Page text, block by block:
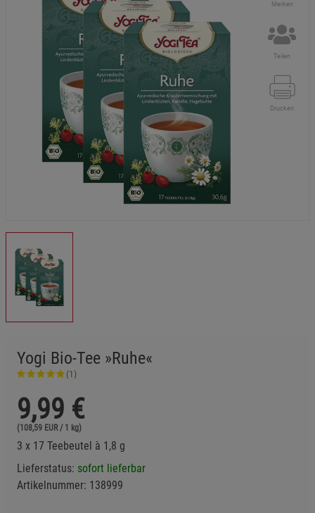
Merken
Teilen
Drucken
Yogi Bio-Tee »Ruhe«
(1)
9,99 €
(108,59 EUR / 1 kg)
3 x 17 Teebeutel à 1,8 g
Lieferstatus: sofort lieferbar
Artikelnummer: 138999